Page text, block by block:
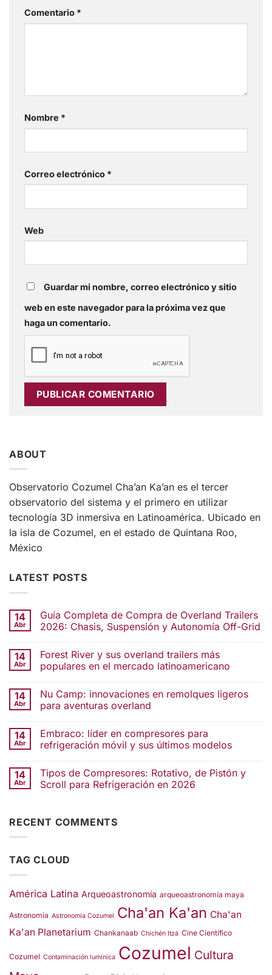
Comentario *
Nombre *
Correo electrónico *
Web
Guardar mi nombre, correo electrónico y sitio
web en este navegador para la próxima vez que
haga un comentario.
ABOUT
Observatorio Cozumel Cha’an Ka’an es el tercer
observatorio del sistema y el primero en utilizar
tecnología 3D inmersiva en Latinoamérica. Ubicado en
la isla de Cozumel, en el estado de Quintana Roo,
México
LATEST POSTS
14
Abr
Guía Completa de Compra de Overland Trailers
2026: Chasis, Suspensión y Autonomía Off-Grid
14
Abr
Forest River y sus overland trailers más
populares en el mercado latinoamericano
14
Abr
Nu Camp: innovaciones en remolques ligeros
para aventuras overland
14
Abr
Embraco: líder en compresores para
refrigeración móvil y sus últimos modelos
14
Abr
Tipos de Compresores: Rotativo, de Pistón y
Scroll para Refrigeración en 2026
RECENT COMMENTS
TAG CLOUD
América Latina Arqueoastronomía arqueoastronomía maya
Astronomía Astronomía Cozumel Cha'an Ka'an Cha'an
Ka'an Planetarium Chankanaab Chichén Itzá Cine Científico
Cozumel Contaminación lumínica Cozumel Cultura